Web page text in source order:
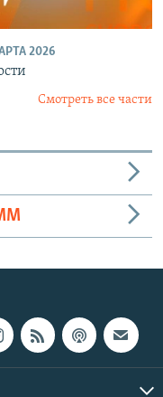
2026
Смотреть все части